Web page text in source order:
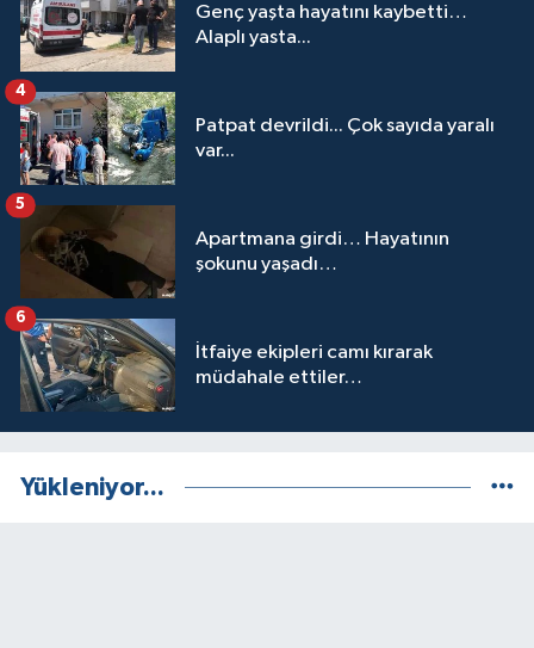
Genç yaşta hayatını kaybetti…
Alaplı yasta...
Patpat devrildi... Çok sayıda yaralı
var...
4
Apartmana girdi… Hayatının
şokunu yaşadı…
5
İtfaiye ekipleri camı kırarak
müdahale ettiler…
6
Yükleniyor...